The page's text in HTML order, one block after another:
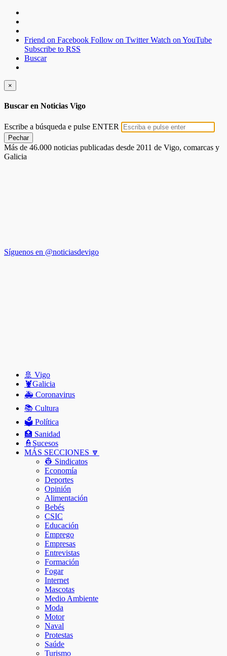
Friend on Facebook Follow on Twitter Watch on YouTube
Subscribe to RSS
Buscar
×
Buscar en Noticias Vigo
Escribe a búsqueda e pulse ENTER
Pechar
Más de 46.000 noticias publicadas desde 2011 de Vigo, comarcas y
Galicia
Síguenos en @noticiasdevigo
🚢 Vigo
🦞️Galicia
🚑 Coronavirus
📚 Cultura
🗳️ Política
🏥 Sanidad
👮Sucesos
MÁS SECCIONES 🔽
👷 Sindicatos
Economía
Deportes
Opinión
Alimentación
Bebés
CSIC
Educación
Emprego
Empresas
Entrevistas
Formación
Fogar
Internet
Mascotas
Medio Ambiente
Moda
Motor
Naval
Protestas
Saúde
Turismo